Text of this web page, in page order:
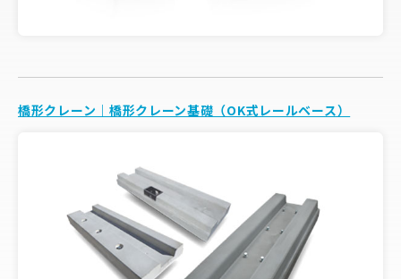
橋形クレーン｜橋形クレーン基礎（OK式レールベース）